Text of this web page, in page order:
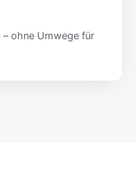
– ohne Umwege für